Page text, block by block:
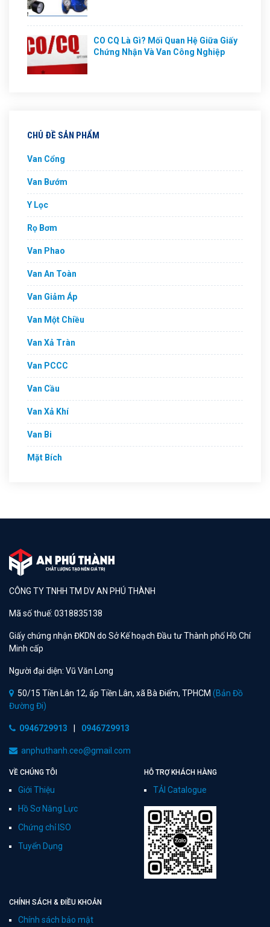
CO CQ Là Gì? Mối Quan Hệ Giữa Giấy
Chứng Nhận Và Van Công Nghiệp
CHỦ ĐỀ SẢN PHẨM
Van Cổng
Van Bướm
Y Lọc
Rọ Bơm
Van Phao
Van An Toàn
Van Giảm Áp
Van Một Chiều
Van Xả Tràn
Van PCCC
Van Cầu
Van Xả Khí
Van Bi
Mặt Bích
CÔNG TY TNHH TM DV AN PHÚ THÀNH
Mã số thuế: 0318835138
Giấy chứng nhận ĐKDN do Sở Kế hoạch Đầu tư Thành phố Hồ Chí
Minh cấp
Người đại diện: Vũ Văn Long
50/15 Tiền Lân 12, ấp Tiền Lân, xã Bà Điểm, TPHCM (Bản Đồ
Đường Đi)
0946729913 0946729913
anphuthanh.ceo@gmail.com
VỀ CHÚNG TÔI
Giới Thiệu
Hồ Sơ Năng Lực
Chứng chỉ ISO
Tuyển Dụng
HỖ TRỢ KHÁCH HÀNG
TẢI Catalogue
CHÍNH SÁCH & ĐIỀU KHOẢN
Chính sách bảo mật